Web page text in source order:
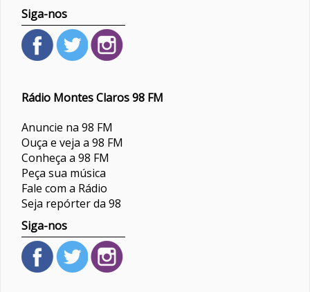
Siga-nos
Rádio Montes Claros 98 FM
Anuncie na 98 FM
Ouça e veja a 98 FM
Conheça a 98 FM
Peça sua música
Fale com a Rádio
Seja repórter da 98
Siga-nos